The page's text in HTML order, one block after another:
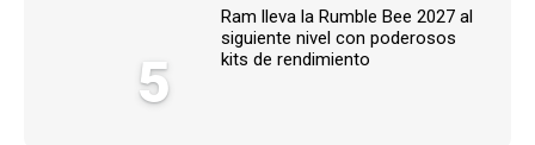
5
Ram lleva la Rumble Bee 2027 al
siguiente nivel con poderosos
kits de rendimiento